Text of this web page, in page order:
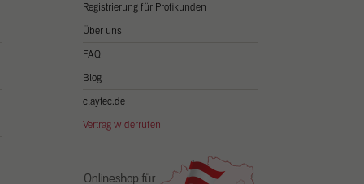
Registrierung für Profikunden
Über uns
FAQ
Blog
claytec.de
Vertrag widerrufen